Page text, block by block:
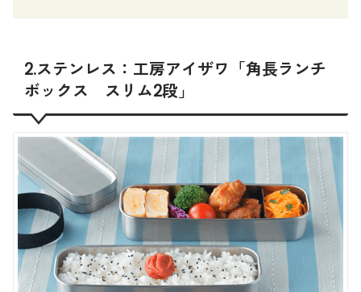
2.ステンレス：工房アイザワ「角長ランチ
ボックス スリム2段」